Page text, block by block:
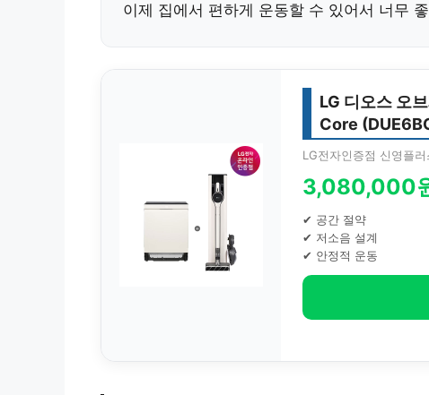
이제 집에서 편하게 운동할 수 있어서 너무
LG 디오스 오
Core
LG전자인증점 신영플러
3,080,000
✔ 공간 절약
✔ 저소음 설계
✔ 안정적 운동